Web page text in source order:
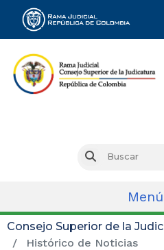
Buscar
Menú
Consejo Superior de la
Histórico de Noticias